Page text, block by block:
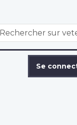
WxT
Se